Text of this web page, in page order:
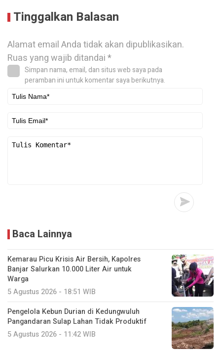
Tinggalkan Balasan
Alamat email Anda tidak akan dipublikasikan.
Ruas yang wajib ditandai*
Simpan nama, email, dan situs web saya pada
peramban ini untuk komentar saya berikutnya.
Baca Lainnya
Kemarau Picu Krisis Air Bersih, Kapolres
Banjar Salurkan 10.000 Liter Air untuk
Warga
5 Agustus 2026 - 18:51 WIB
Pengelola Kebun Durian di Kedungwuluh
Pangandaran Sulap Lahan Tidak Produktif ‎
5 Agustus 2026 - 11:42 WIB